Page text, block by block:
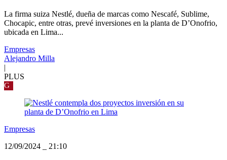
La firma suiza Nestlé, dueña de marcas como Nescafé, Sublime,
Chocapic, entre otras, prevé inversiones en la planta de D’Onofrio,
ubicada en Lima...
Empresas
Alejandro Milla
|
PLUS
G
Empresas
12/09/2024
21:10